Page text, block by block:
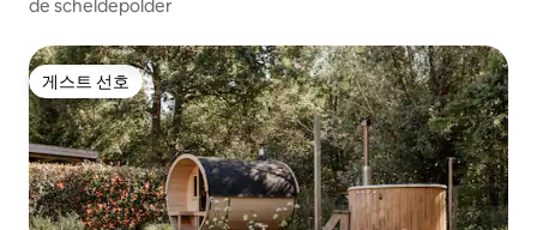
de scheldepolder
게스트 선호
게스트 선호